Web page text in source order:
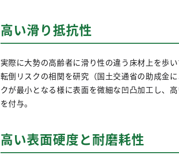
高い滑り抵抗性
実際に大勢の高齢者に滑り性の違う床材上を歩
転倒リスクの相関を研究（国土交通省の助成金
クが最小となる様に表面を微細な凹凸加工し、
を付与。
高い表面硬度と耐磨耗性